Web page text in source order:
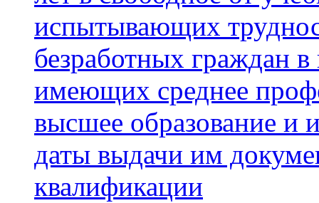
испытывающих
безработных граждан в
имеющих среднее
высшее образование и
даты выдачи им
квалификации